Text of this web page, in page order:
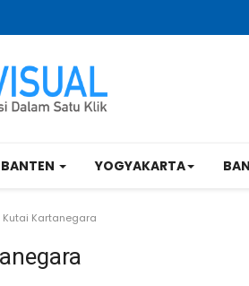
BANTEN YOGYAKARTA
Kutai Kartanegara